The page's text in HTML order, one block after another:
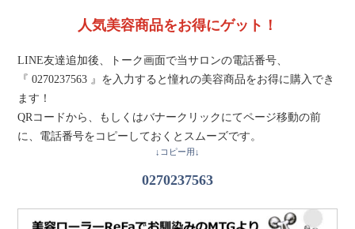
人気美容商品をお得にゲット！
LINE友達追加後、トーク画面で当サロンの電話番号、
『 0270237563 』を入力すると憧れの美容商品をお得に購入でき
ます！
QRコードから、もしくはバナークリックにてページ移動の前
に、電話番号をコピーしておくとスムーズです。
↓コピー用↓
0270237563